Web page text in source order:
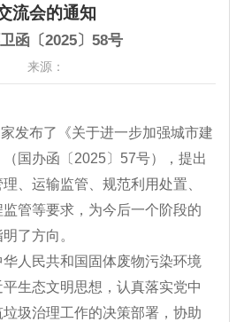
流会的通知
函〔2025〕58号
来源：
发布了《关于进一步加强城市建
国办函〔2025〕57号），提出
、运输监管、规范利用处置、
管等要求，为今后一个阶段的
了方向。
人民共和国固体废物污染环境
生态文明思想，认真落实党中
圾治理工作的决策部署，协助